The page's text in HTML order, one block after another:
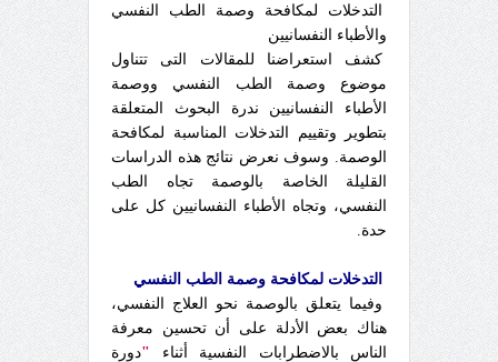
التدخلات لمكافحة وصمة الطب النفسي
والأطباء النفسانيين
كشف استعراضنا للمقالات التى تتناول
موضوع وصمة الطب النفسي ووصمة
الأطباء النفسانيين ندرة البحوث المتعلقة
بتطوير وتقييم التدخلات المناسبة لمكافحة
الوصمة. وسوف نعرض نتائج هذه الدراسات
القليلة الخاصة بالوصمة تجاه الطب
النفسي، وتجاه الأطباء النفسانيين كل على
حدة.
التدخلات لمكافحة وصمة الطب النفسي
وفيما يتعلق بالوصمة نحو العلاج النفسي،
هناك بعض الأدلة على أن تحسين معرفة
الناس بالاضطرابات النفسية أثناء "دورة